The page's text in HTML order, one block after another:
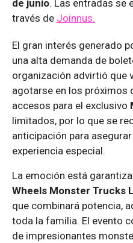
de junio. Las entradas se
través de Joinnus.
El gran interés generado
una alta demanda de
organización advirtió que
agotarse en los próximos
accesos para el exclusivo
limitados, por lo que se
anticipación para
experiencia especial.
La emoción está
Wheels Monster Trucks
que combinará potencia,
toda la familia. El evento
de impresionantes